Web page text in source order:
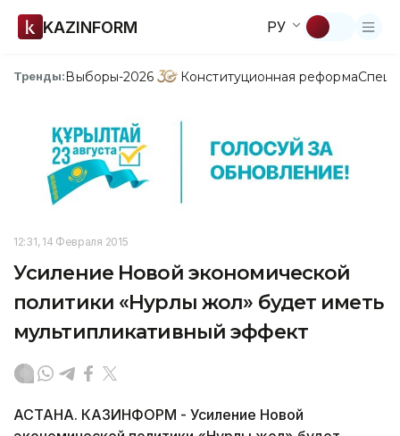
KAZINFORM РУ
Тренды:Выборы-2026 Конституционная реформа
12:31, 14 Февраля 2015
Усиление Новой экономической
политики «Нурлы жол» будет иметь
мультипликативный эффект
АСТАНА. КАЗИНФОРМ - Усиление Новой